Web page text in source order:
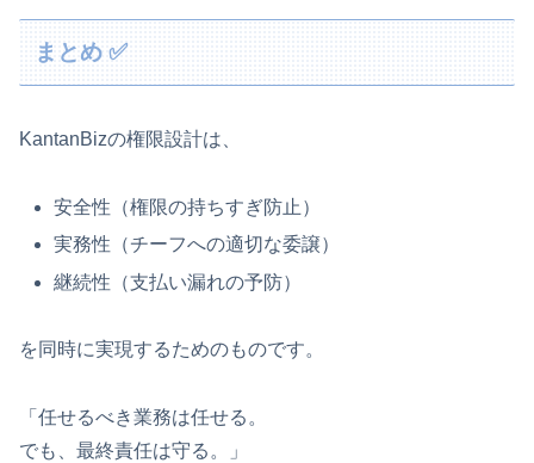
まとめ ✅
KantanBizの権限設計は、
安全性（権限の持ちすぎ防止）
実務性（チーフへの適切な委譲）
継続性（支払い漏れの予防）
を同時に実現するためのものです。
「任せるべき業務は任せる。
でも、最終責任は守る。」